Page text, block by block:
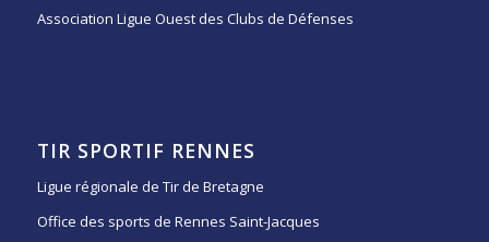
Association Ligue Ouest des Clubs de Défenses
TIR SPORTIF RENNES
Ligue régionale de Tir de Bretagne
Office des sports de Rennes Saint-Jacques